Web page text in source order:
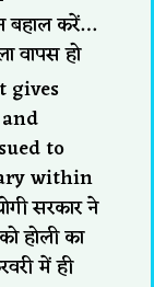
बहाल करें…
वापस हो
gives
to
within
सरकार ने
होली का
में ही